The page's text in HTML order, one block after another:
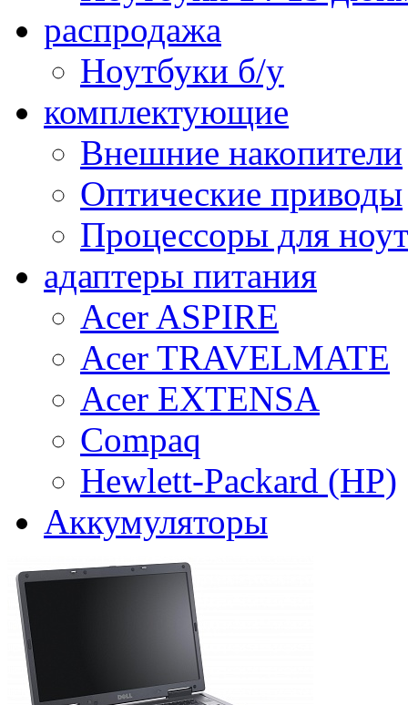
распродажа
Ноутбуки б/у
комплектующие
Внешние накопители
Оптические приводы
Процессоры для
адаптеры питания
Acer ASPIRE
Acer TRAVELMATE
Acer EXTENSA
Compaq
Hewlett-Packard (HP)
Аккумуляторы